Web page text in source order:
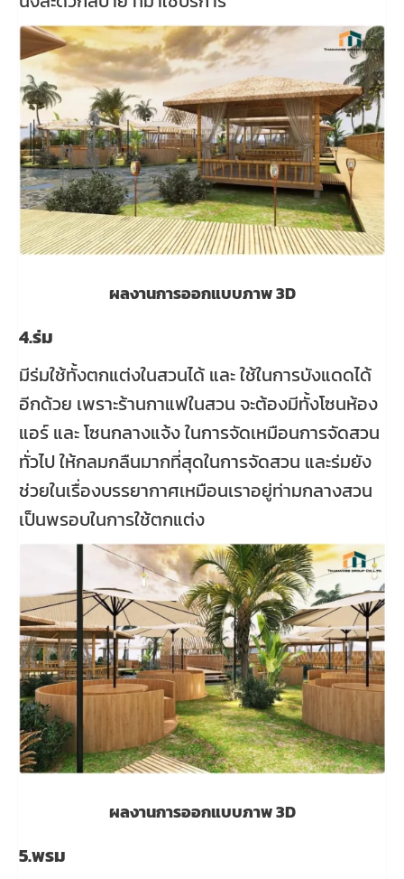
ผลงานการออกแบบภาพ 3D
4.ร่ม
มีร่มใช้ทั้งตกแต่งในสวนได้ และ ใช้ในการบังแดดได้
อีกด้วย เพราะร้านกาแฟในสวน จะต้องมีทั้งโซนห้อง
แอร์ และ โซนกลางแจ้ง ในการจัดเหมือนการจัดสวน
ทั่วไป ให้กลมกลืนมากที่สุดในการจัดสวน และร่มยัง
ช่วยในเรื่องบรรยากาศเหมือนเราอยู่ท่ามกลางสวน
เป็นพรอบในการใช้ตกแต่ง
ผลงานการออกแบบภาพ 3D
5.พรม